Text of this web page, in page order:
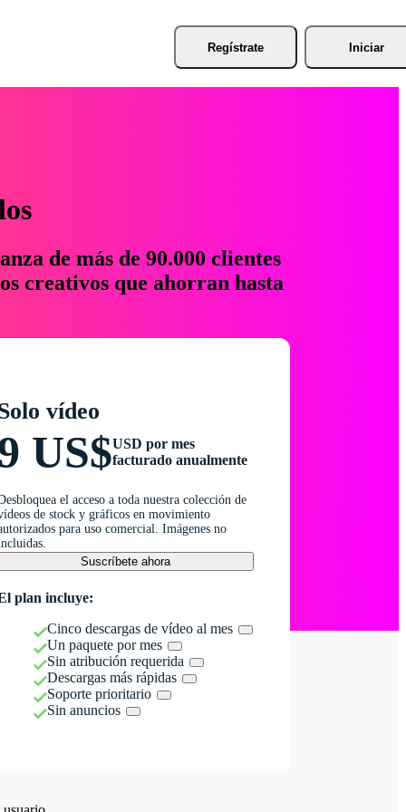
Regístrate Iniciar
de más de 90.000 clientes
creativos que ahorran hasta
vídeo
US$USD por mes
facturado anualmente
el acceso a toda nuestra colección de
de stock y gráficos en movimiento
para uso comercial. Imágenes no
Suscríbete ahora
plan incluye:
Cinco descargas de vídeo al mes
Un paquete por mes
Sin atribución requerida
Descargas más rápidas
Soporte prioritario
Sin anuncios